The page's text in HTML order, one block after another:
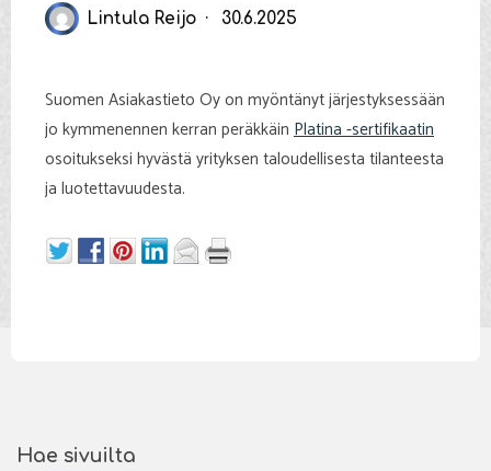
Lintula Reijo 30.6.2025
Suomen Asiakastieto Oy on myöntänyt järjestyksessään
jo kymmenennen kerran peräkkäin Platina -sertifikaatin
osoitukseksi hyvästä yrityksen taloudellisesta tilanteesta
ja luotettavuudesta.
Hae sivuilta